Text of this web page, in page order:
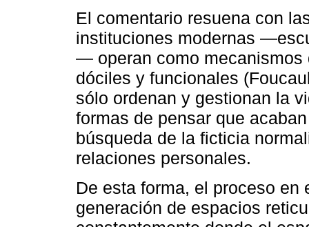
El comentario resuena con
instituciones modernas
— operan como mecanismos
dóciles y funcionales
sólo ordenan y gestionan la
formas de pensar que
búsqueda de la ficticia
relaciones personales.
De esta forma, el proceso
generación de espacios